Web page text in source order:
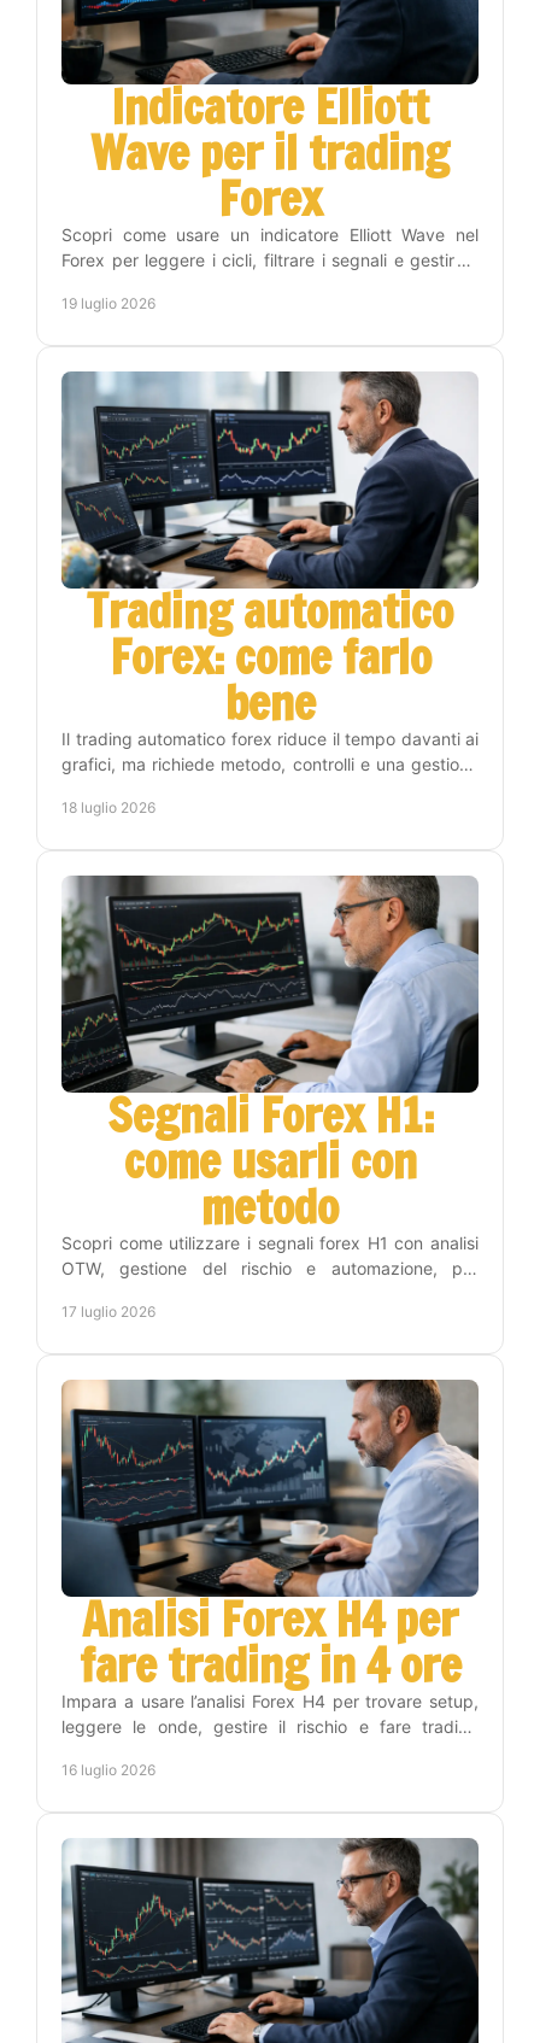
Indicatore Elliott
Wave per il trading
Forex
Scopri come usare un indicatore Elliott Wave nel
Forex per leggere i cicli, filtrare i segnali e gestire il
19 luglio 2026
Trading automatico
Forex: come farlo
bene
Il trading automatico forex riduce il tempo davanti ai
grafici, ma richiede metodo, controlli e una gestione
18 luglio 2026
Segnali Forex H1:
come usarli con
metodo
Scopri come utilizzare i segnali forex H1 con analisi
OTW, gestione del rischio e automazione, per
online.
17 luglio 2026
Analisi Forex H4 per
fare trading in 4 ore
Impara a usare l’analisi Forex H4 per trovare setup,
leggere le onde, gestire il rischio e fare trading
16 luglio 2026